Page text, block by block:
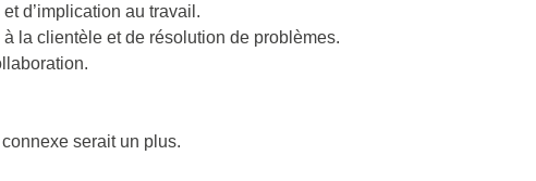
d’implication au travail.
la clientèle et de résolution de problèmes.
serait un plus.